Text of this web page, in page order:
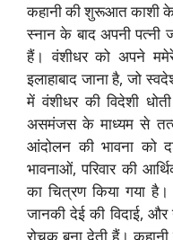
कहानी की शुरूआत काशी के
स्नान के बाद अपनी पत्नी
हैं। वंशीधर को अपने
इलाहाबाद जाना है, जो
में वंशीधर की विदेशी
असमंजस के माध्यम से
आंदोलन की भावना को
भावनाओं, परिवार की
का चित्रण किया गया
जानकी देई की विदाई, और